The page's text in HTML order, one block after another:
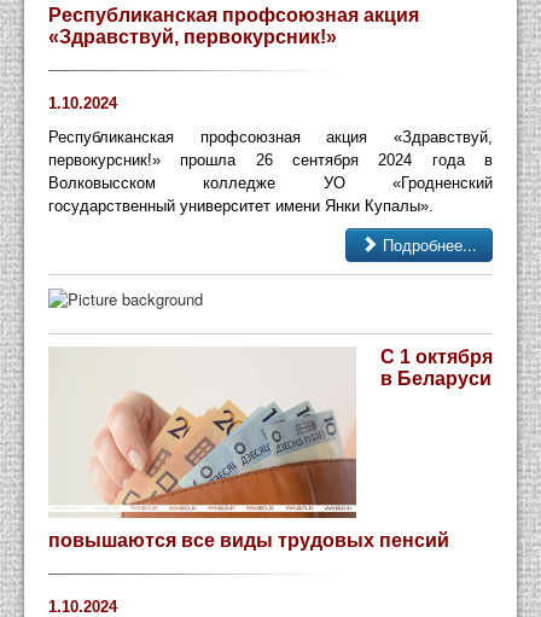
Республиканская профсоюзная акция
«Здравствуй, первокурсник!»
1.10.2024
Республиканская профсоюзная акция «Здравствуй,
первокурсник!» прошла 26 сентября 2024 года в
Волковысском колледже УО «Гродненский
государственный университет имени Янки Купалы».
Подробнее...
С 1 октября
в Беларуси
повышаются все виды трудовых пенсий
1.10.2024